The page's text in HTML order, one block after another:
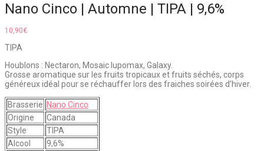
Nano Cinco | Automne | TIPA | 9,6%
10,90€
TIPA
Houblons : Nectaron, Mosaic lupomax, Galaxy.
Grosse aromatique sur les fruits tropicaux et fruits séchés, corps
généreux idéal pour se réchauffer lors des fraiches soirées d’hiver.
Brasserie Nano Cinco
Origine
Canada
Style
TIPA
Alcool
9,6%